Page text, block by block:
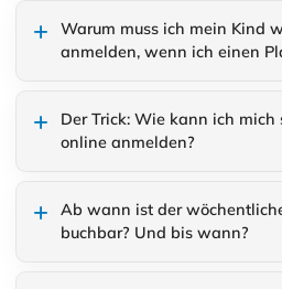
Warum muss ich mein Kind
anmelden, wenn ich einen
Der Trick: Wie kann ich
online anmelden?
Ab wann ist der
buchbar? Und bis wann?